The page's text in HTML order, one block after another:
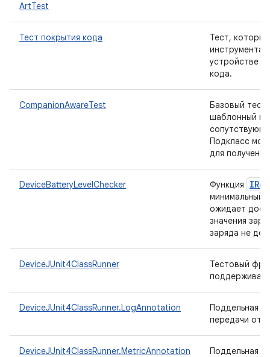
ArtTest
Тест покрытия кода
Тест,
устройстве и
кода.
CompanionAwareTest
Базовый
шаблонный
Подкласс
для
DeviceBatteryLevelChecker Функция
минимальный
ожидает
значения
заряда не
DeviceJUnit4ClassRunner
Тестовый
DeviceJUnit4ClassRunner.LogAnnotation
Поддельная
передачи
DeviceJUnit4ClassRunner.MetricAnnotation
Поддельная